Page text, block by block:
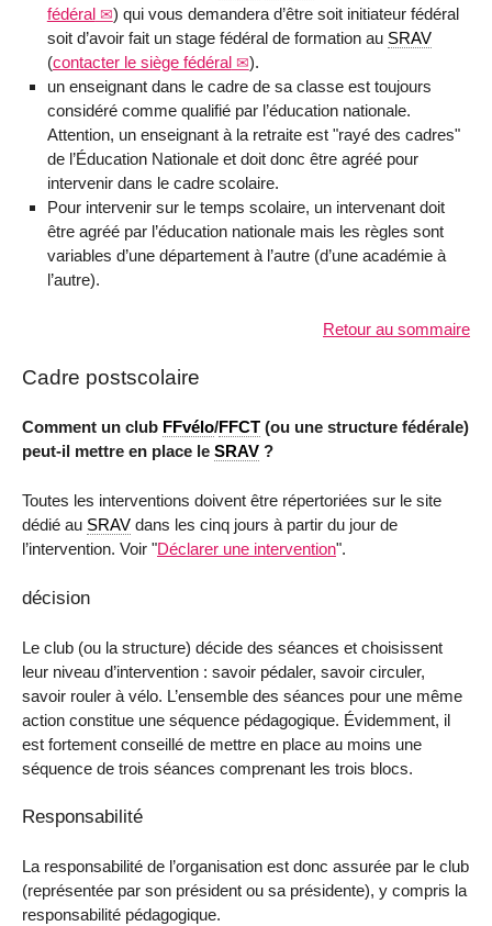
fédéral
) qui vous demandera d’être soit initiateur fédéral
soit d’avoir fait un stage fédéral de formation au SRAV
(contacter le siège fédéral
).
un enseignant dans le cadre de sa classe est toujours
considéré comme qualifié par l’éducation nationale.
Attention, un enseignant à la retraite est "rayé des cadres"
de l’Éducation Nationale et doit donc être agréé pour
intervenir dans le cadre scolaire.
Pour intervenir sur le temps scolaire, un intervenant doit
être agréé par l’éducation nationale mais les règles sont
variables d’une département à l’autre (d’une académie à
l’autre).
Retour au sommaire
Cadre postscolaire
Comment un club FFvélo/FFCT (ou une structure fédérale)
peut-il mettre en place le SRAV ?
Toutes les interventions doivent être répertoriées sur le site
dédié au SRAV dans les cinq jours à partir du jour de
l’intervention. Voir "Déclarer une intervention".
décision
Le club (ou la structure) décide des séances et choisissent
leur niveau d’intervention : savoir pédaler, savoir circuler,
savoir rouler à vélo. L’ensemble des séances pour une même
action constitue une séquence pédagogique. Évidemment, il
est fortement conseillé de mettre en place au moins une
séquence de trois séances comprenant les trois blocs.
Responsabilité
La responsabilité de l’organisation est donc assurée par le club
(représentée par son président ou sa présidente), y compris la
responsabilité pédagogique.